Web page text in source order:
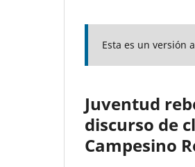
Esta es un versión
Juventud
discurso de
Campesino